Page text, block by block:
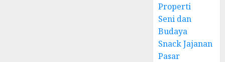
Properti
Seni dan
Budaya
Snack Jajanan
Pasar